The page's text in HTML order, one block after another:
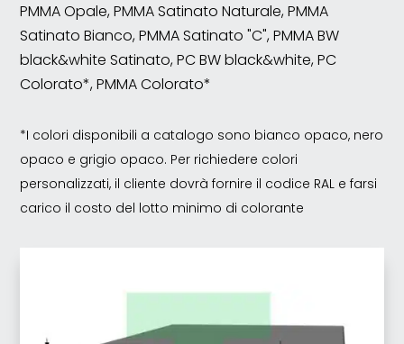
PMMA Opale, PMMA Satinato Naturale, PMMA
Satinato Bianco, PMMA Satinato "C", PMMA BW
black&white Satinato, PC BW black&white, PC
Colorato*, PMMA Colorato*
*I colori disponibili a catalogo sono bianco opaco, nero
opaco e grigio opaco. Per richiedere colori
personalizzati, il cliente dovrà fornire il codice RAL e farsi
carico il costo del lotto minimo di colorante